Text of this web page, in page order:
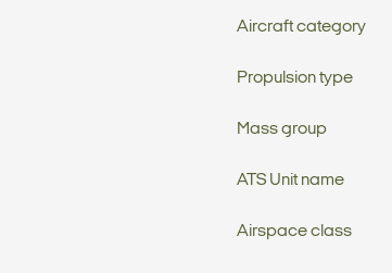
Aircraft category
Propulsion type
Mass group
ATS Unit name
Airspace class